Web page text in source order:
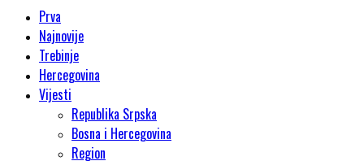
Prva
Najnovije
Trebinje
Hercegovina
Vijesti
Republika Srpska
Bosna i Hercegovina
Region